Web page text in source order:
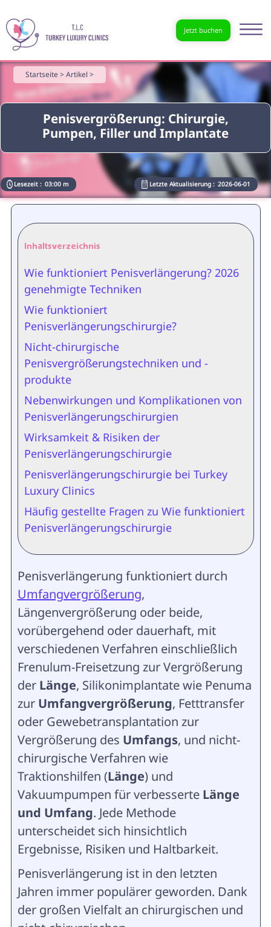
Jetzt buchen
Penisvergrößerung: Chirurgie,
Pumpen, Filler und Implantate
Startseite >Artikel >
Lesezeit : 03:00 m Letzte Aktualisierung : 2026-06-01
Inhaltsverzeichnis
Wie funktioniert Penisverlängerung? 2026
genehmigte Techniken
Wie funktioniert
Penisverlängerungschirurgie?
Nicht-chirurgische
Penisvergrößerungstechniken und -
produkte
Nebenwirkungen und Komplikationen von
Penisverlängerungschirurgien
Wirksamkeit & Risiken der
Penisverlängerungschirurgie
Penisverlängerungschirurgie bei Turkey
Luxury Clinics
Häufig gestellte Fragen zu Wie funktioniert
Penisverlängerungschirurgie
Penisverlängerung funktioniert durch
Umfangvergrößerung,
Längenvergrößerung oder beide,
vorübergehend oder dauerhaft, mit
verschiedenen Verfahren einschließlich
Frenulum-Freisetzung zur Vergrößerung
der Länge, Silikonimplantate wie Penuma
zur Umfangvergrößerung, Fetttransfer
oder Gewebetransplantation zur
Vergrößerung des Umfangs, und nicht-
chirurgische Verfahren wie
Traktionshilfen (Länge) und
Vakuumpumpen für verbesserte Länge
und Umfang. Jede Methode
unterscheidet sich hinsichtlich
Ergebnisse, Risiken und Haltbarkeit.
Penisverlängerung ist in den letzten
Jahren immer populärer geworden. Dank
der großen Vielfalt an chirurgischen und